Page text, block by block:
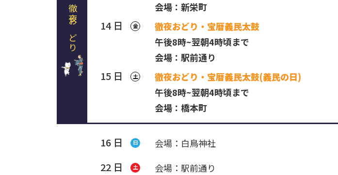
徹夜おどり
会場：新栄町
14 日 金
徹夜おどり・宝暦義民太鼓
午後8時~翌朝4時頃まで
会場：駅前通り
15 日 土
徹夜おどり・宝暦義民太鼓(義民の日)
午後8時~翌朝4時頃まで
会場：橋本町
16 日 日 会場：白鳥神社
22 日 土 会場：駅前通り